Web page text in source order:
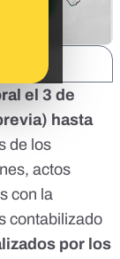
el 3 de
hasta
de los
actos
con la
contabilizado
por los